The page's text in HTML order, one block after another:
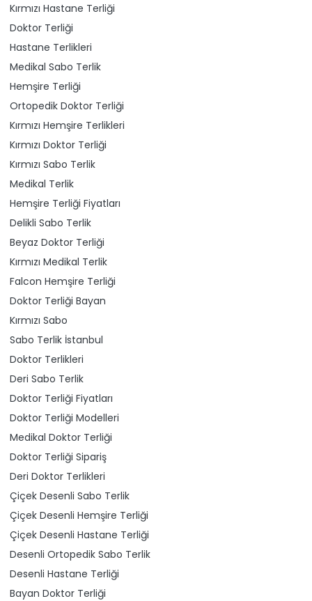
Kırmızı Hastane Terliği
Doktor Terliği
Hastane Terlikleri
Medikal Sabo Terlik
Hemşire Terliği
Ortopedik Doktor Terliği
Kırmızı Hemşire Terlikleri
Kırmızı Doktor Terliği
Kırmızı Sabo Terlik
Medikal Terlik
Hemşire Terliği Fiyatları
Delikli Sabo Terlik
Beyaz Doktor Terliği
Kırmızı Medikal Terlik
Falcon Hemşire Terliği
Doktor Terliği Bayan
Kırmızı Sabo
Sabo Terlik İstanbul
Doktor Terlikleri
Deri Sabo Terlik
Doktor Terliği Fiyatları
Doktor Terliği Modelleri
Medikal Doktor Terliği
Doktor Terliği Sipariş
Deri Doktor Terlikleri
Çiçek Desenli Sabo Terlik
Çiçek Desenli Hemşire Terliği
Çiçek Desenli Hastane Terliği
Desenli Ortopedik Sabo Terlik
Desenli Hastane Terliği
Bayan Doktor Terliği